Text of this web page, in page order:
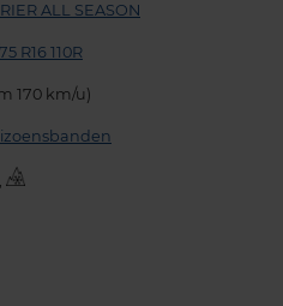
ALL SEASON
R16 110R
170 km/u)
,